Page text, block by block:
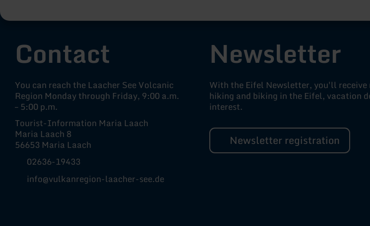
Contact
You can reach the Laacher See Volcanic
Region Monday through Friday, 9:00 a.m.
– 5:00 p.m.
Tourist-Information Maria Laach
Maria Laach 8
56653 Maria Laach
02636-19433
info@vulkanregion-laacher-see.de
Newsletter
With the Eifel Newsletter, you'll receive
hiking and biking in the Eifel, vacation
interest.
Newsletter registration